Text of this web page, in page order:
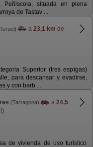
situada en plena
de Tastav ...
a 23,1 km de
Superior (tres espigas)
para descansar y evadirse,
y con barb ...
(Tarragona) a 24,5
de vivienda de uso turístico